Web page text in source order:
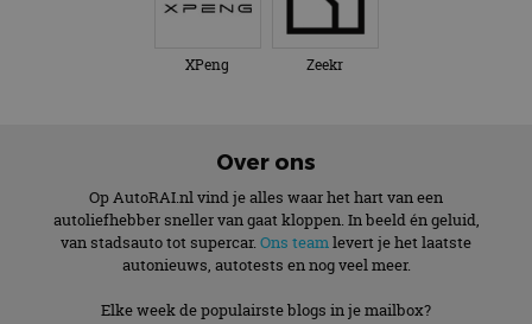
XPeng Zeekr
Over ons
Op AutoRAI.nl vind je alles waar het hart van een
autoliefhebber sneller van gaat kloppen. In beeld én geluid,
van stadsauto tot supercar. Ons teamlevert je het laatste
autonieuws, autotests en nog veel meer.
Elke week de populairste blogs in je mailbox?